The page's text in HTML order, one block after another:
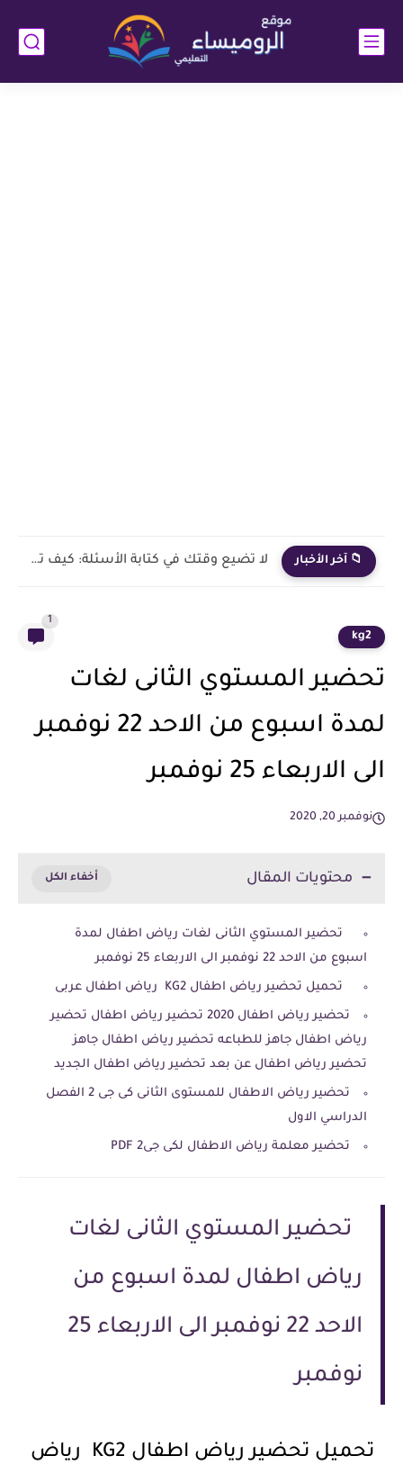
📁 آخر الأخبار لا تضيع وقتك في كتابة الأسئلة: كيف تصنع امتحانات ومذكرات...
kg2
1
تحضير المستوي الثانى لغات
لمدة اسبوع من الاحد 22 نوفمبر
الى الاربعاء 25 نوفمبر
نوفمبر 20, 2020
محتويات المقال
تحضير المستوي الثانى لغات رياض اطفال لمدة
اسبوع من الاحد 22 نوفمبر الى الاربعاء 25 نوفمبر
تحميل تحضير رياض اطفال KG2 رياض اطفال عربى
تحضير رياض اطفال 2020 تحضير رياض اطفال تحضير
رياض اطفال جاهز للطباعه تحضير رياض اطفال جاهز
تحضير رياض اطفال عن بعد تحضير رياض اطفال الجديد
تحضير رياض الاطفال للمستوى الثانى كى جى 2 الفصل
الدراسي الاول
تحضير معلمة رياض الاطفال لكى جى2 PDF
تحضير المستوي الثانى لغات
رياض اطفال لمدة اسبوع من
الاحد 22 نوفمبر الى الاربعاء 25
نوفمبر
تحميل تحضير رياض اطفال KG2 رياض